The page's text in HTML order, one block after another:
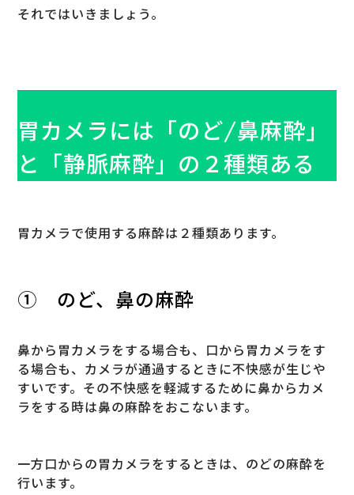
それではいきましょう。
胃カメラには「のど/鼻麻酔」
と「静脈麻酔」の２種類ある
胃カメラで使用する麻酔は２種類あります。
① のど、鼻の麻酔
鼻から胃カメラをする場合も、口から胃カメラをす
る場合も、カメラが通過するときに不快感が生じや
すいです。その不快感を軽減するために鼻からカメ
ラをする時は鼻の麻酔をおこないます。
一方口からの胃カメラをするときは、のどの麻酔を
行います。